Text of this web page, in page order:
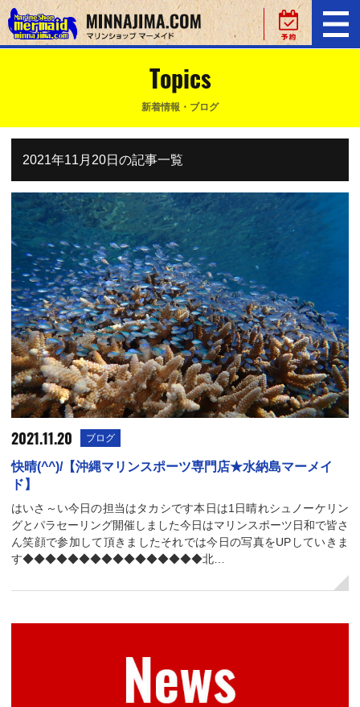
Topics
新着情報・ブログ
2021年11月20日の記事一覧
2021.11.20 ブログ
快晴(^^)/【沖縄マリンスポーツ専門店★水納島マーメイ
ド】
はいさ～い今日の担当はタカシです本日は1日晴れシュノーケリン
グとパラセーリング開催しました今日はマリンスポーツ日和で皆さ
ん笑顔で参加して頂きましたそれでは今日の写真をUPしていきま
す◆◆◆◆◆◆◆◆◆◆◆◆◆◆◆◆北…